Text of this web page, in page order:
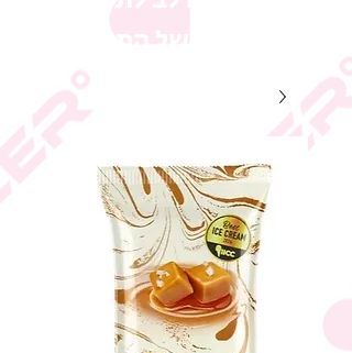
המבצע של המוצר